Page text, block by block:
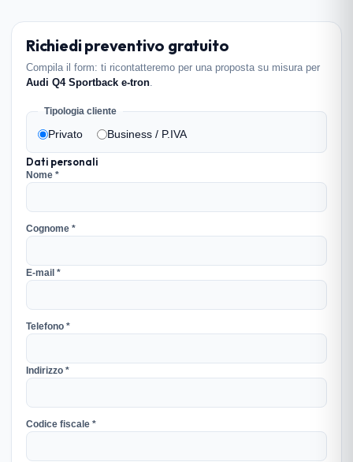
Richiedi preventivo gratuito
Compila il form: ti ricontatteremo per una proposta su misura per
Audi Q4 Sportback e-tron.
Tipologia cliente
Privato Business / P.IVA
Dati personali
Nome *
Cognome *
E-mail *
Telefono *
Indirizzo *
Codice fiscale *